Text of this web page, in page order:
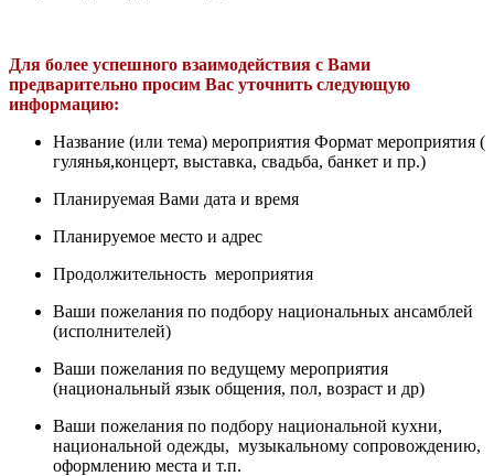
Для более успешного взаимодействия с Вами
предварительно просим Вас уточнить следующую
информацию:
Название (или тема) мероприятия Формат мероприятия (
гулянья,концерт, выставка, свадьба, банкет и пр.)
Планируемая Вами дата и время
Планируемое место и адрес
Продолжительность мероприятия
Ваши пожелания по подбору национальных ансамблей
(исполнителей)
Ваши пожелания по ведущему мероприятия
(национальный язык общения, пол, возраст и др)
Ваши пожелания по подбору национальной кухни,
национальной одежды, музыкальному сопровождению,
оформлению места и т.п.